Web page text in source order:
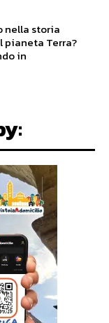
nella storia
pianeta Terra?
in